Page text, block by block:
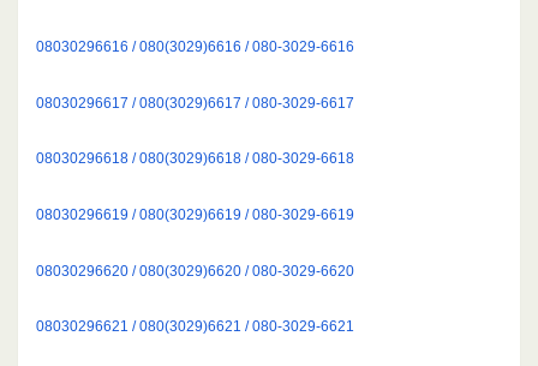
08030296616 / 080(3029)6616 / 080-3029-6616
08030296617 / 080(3029)6617 / 080-3029-6617
08030296618 / 080(3029)6618 / 080-3029-6618
08030296619 / 080(3029)6619 / 080-3029-6619
08030296620 / 080(3029)6620 / 080-3029-6620
08030296621 / 080(3029)6621 / 080-3029-6621